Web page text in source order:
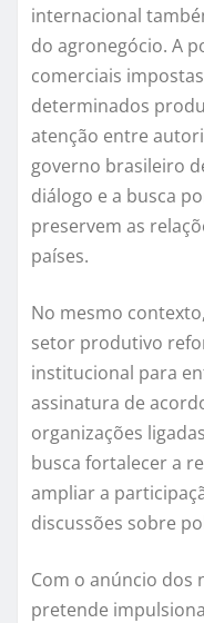
internacional
do agronegócio. A
comerciais
determinados
atenção entre
governo brasileiro
diálogo e a busca
preservem as
países.
No mesmo
setor produtivo
institucional para
assinatura de
organizações
busca fortalecer a
ampliar a
discussões sobre
Com o anúncio dos
pretende